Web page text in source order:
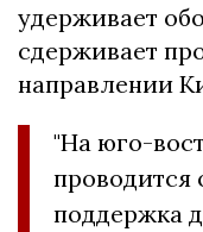
удерживает
сдерживает
направлении
"На юго-
проводится
поддержка